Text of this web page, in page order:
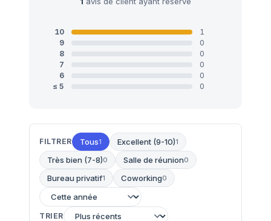
10
1
9
0
8
0
7
0
6
0
≤ 5
0
FILTRER Tous1 Excellent (9-10)1
Très bien (7-8)0 Salle de réunion0
Bureau privatif1 Coworking0
TRIER